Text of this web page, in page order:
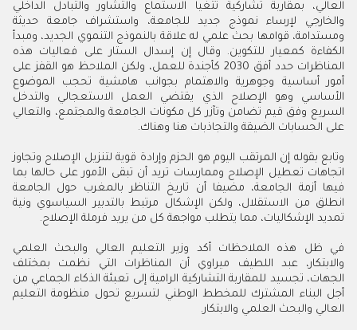
العالي، بمقاربة تشاركية تتغيا الاستماع والتشاور والتبادل الداخلي
والخارجي لإرساء نموذج جديد للجامعة، واستشراف جامعة حديثة
ومستدامة، قوامها بحث علمي له علاقة بالنموذج التنموي الجديد، ومبدأ
الكفاءة كمعيار للتكوين. وقال إن إسدال الستار على فعاليات هذه
المناظرات حدد أفق 2030 كأجندة للعمل، ولكن الملاحظ هو القفز على
أمور أساسية وجوهرية والاهتمام بجوانب هامشية تحجب الموضوع
الأساسي وهو الإصلاح الذي يقتضي العمل الاستعجالي والتدخل
السريع وفق قيم تضامن وتآزر كل مكونات الجامعة والمجتمع، والتعالي
على الحسابات الضيقة والتجاذبات هنا وهناك.
وتابع بقوله إن المرتقب اليوم هو الحزم وإرادة قوية لتنزيل الإصلاح وتجاوز
اتجاهات تعطيل الإصلاح وممارسات تريد أن تبقى الأمور على حالها بما
فيها أزمة الجامعة، مضيفا أن تاريخ التناظر بالمغرب حول الجامعة
انطلق من الاستقلال، ولكن الإشكال مرتبط بالتدبير السياسوي ونية
تمديد الإشكاليات، مما يتطلب مواجهة كل من يريد فرملة الإصلاح.
في ظل هذه الملاحظات أكد وزير التعليم العالي والبحث العلمي
والابتكار، عبد اللطيف ميراوي أن المناظرات التي نظمت بمختلف
الجهات، تجسيد للمقاربة التشاركية الرامية إلى تعبئة الذكاء الجماعي من
أجل البناء المشترك للمخطط الوطني لتسريع تحول منظومة التعليم
العالي والبحث العلمي والابتكار.